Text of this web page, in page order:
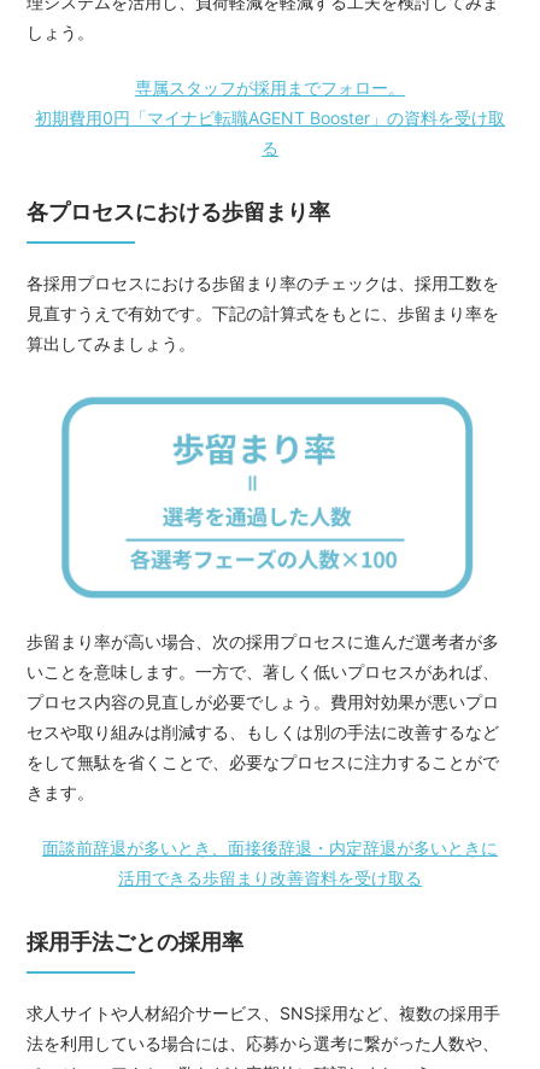
しょう。
専属スタッフが採用までフォロー。
初期費用0円「マイナビ転職AGENT Booster」の資料を受け取
る
各プロセスにおける歩留まり率
各採用プロセスにおける歩留まり率のチェックは、採用工数を
見直すうえで有効です。下記の計算式をもとに、歩留まり率を
算出してみましょう。
歩留まり率が高い場合、次の採用プロセスに進んだ選考者が多
いことを意味します。一方で、著しく低いプロセスがあれば、
プロセス内容の見直しが必要でしょう。費用対効果が悪いプロ
セスや取り組みは削減する、もしくは別の手法に改善するなど
をして無駄を省くことで、必要なプロセスに注力することがで
きます。
面談前辞退が多いとき、面接後辞退・内定辞退が多いときに
活用できる歩留まり改善資料を受け取る
採用手法ごとの採用率
求人サイトや人材紹介サービス、SNS採用など、複数の採用手
法を利用している場合には、応募から選考に繋がった人数や、